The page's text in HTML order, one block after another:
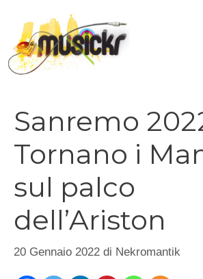
contenuto
Sanremo
Tornano i
sul palco
dell’Ariston
20 Gennaio 2022 di Nekromantik